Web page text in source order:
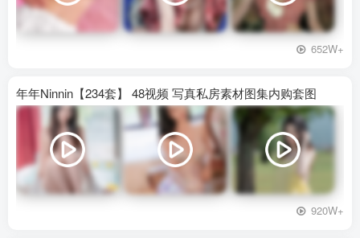
652W+
年年Ninnin【234套】 48视频 写真私房素材图集内购套图
920W+